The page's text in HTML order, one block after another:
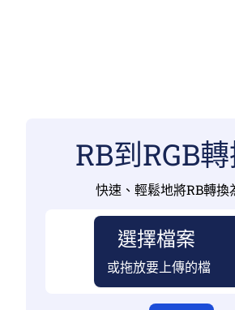
RB到RGB
快速、輕鬆地將RB轉換
選擇檔案
或拖放要上傳的檔